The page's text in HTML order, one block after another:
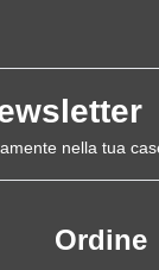
nella tua
Ordine